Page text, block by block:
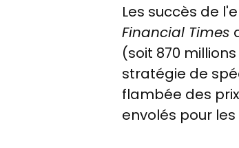
Les succès de
Financial Times
(soit 870
stratégie de
flambée des
envolés pour